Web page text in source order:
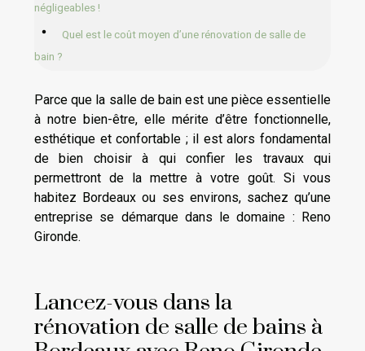
négligeables !
Quel est le coût moyen d’une rénovation de salle de
bain ?
Parce que la salle de bain est une pièce essentielle
à notre bien-être, elle mérite d’être fonctionnelle,
esthétique et confortable ; il est alors fondamental
de bien choisir à qui confier les travaux qui
permettront de la mettre à votre goût. Si vous
habitez Bordeaux ou ses environs, sachez qu’une
entreprise se démarque dans le domaine : Reno
Gironde.
Lancez-vous dans la
rénovation de salle de bains à